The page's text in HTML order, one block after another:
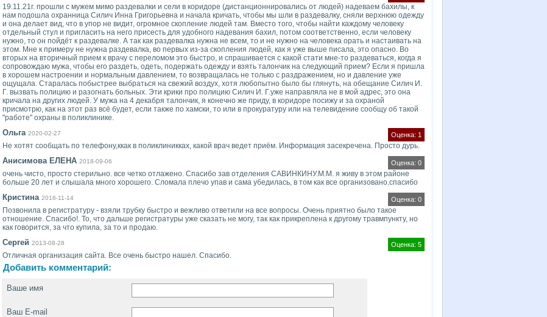
19.11.21г. прошли с мужем мимо раздевалки и сели в коридоре (дистанционнировались от людей) надеваем бахилы, к
нам подошла охранница Силич Инна Григорьевна и начала кричать, чтобы мы шли в раздевалку, сняли верхнюю одежду
и она делает вид, что в упор не видит, огромное скопление людей там. Вместо того, чтобы найти каждому человеку
отдельный стул и пригласить на него присесть для удобного надевания бахил, потом соответственно, если человеку
нужно, то он пойдёт к раздевалке. А так как раздевалка нужна не всем, то и не нужно на человека орать и настаивать на
этом. Мне к примеру не нужна раздевалка, во первых из-за скопления людей, как я уже выше писала, это опасно. Во
вторых на вторичный прием к врачу с переломом это быстро, и спрашивается с какой стати мне-то раздеваться, когда я
сопровождаю мужа, чтобы его раздеть, одеть, подержать одежду и взять талончик на следующий прием? Если я пришла
в хорошем настроении и нормальным давлением, то возвращалась не только с раздражением, но и давление уже
ощущала. Старалась побыстрее выбраться на свежий воздух, хотя любопытно было бы глянуть, на обещание Силич И.
Г. вызвать полицию и разогнать больных. Эти крики про полицию Силич И. Г.уже направляла не в мой адрес, это она
кричала на других людей. У мужа на 4 декабря талончик, я конечно же приду, в коридоре посижу и за охраной
присмотрю, как на этот раз всё будет, если также по хамски, то или в прокуратуру или на телевидение сообщу об такой
"работе" охраны в поликлинике.
Оценка: 1
Ольга 2020-02-27
Не хотят сообщать по телефону,ккак в поликлиникках, какой врач ведет приём. Информация засекречена. Просто дурь.
Оценка: 0
Анисимова ЕЛЕНА 2018-09-06
очень чисто, просто стерильно. все четко отлажено. Спасибо зав отделения САВИНКИНУ.М.М. я живу в этом районе
больше 20 лет и слышала много хорошего. Сломала плечо упав и сама убедилась, в том как все организовано.спасибо
Оценка: 0
Кристина 2016-11-14
Позвонила в регистратуру - взяли трубку быстро и вежливо ответили на все вопросы. Очень приятно было такое
отношение. Спасибо!. То, что дальше регистратуры уже сказать не могу, так как прикреплена к другому травмпункту, но
как говорится, за что купила, за то и продаю.
Оценка: 5
Сергей 2013-08-28
Отличная организация сайта. Все очень быстро нашел. Спасибо.
Добавить комментарий:
Ваше имя
Ваш E-mail